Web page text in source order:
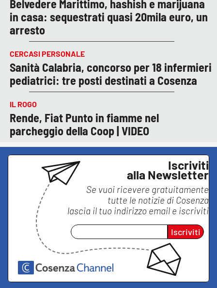
Belvedere Marittimo, hashish e marijuana
in casa: sequestrati quasi 20mila euro, un
arresto
CERCASI PERSONALE
Sanità Calabria, concorso per 18 infermieri
pediatrici: tre posti destinati a Cosenza
IL ROGO
Rende, Fiat Punto in fiamme nel
parcheggio della Coop | VIDEO
Iscriviti
alla Newsletter
Se vuoi ricevere gratuitamente
tutte le notizie di Cosenza
lascia il tuo indirizzo email e iscriviti
Iscriviti